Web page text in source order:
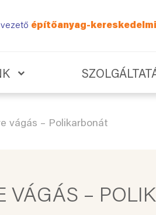
építőanyag-kereskedelmi
vágás – Polikarbonát
VÁGÁS –